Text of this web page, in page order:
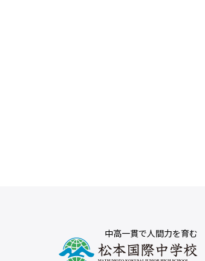
中高一貫で人間力を育む